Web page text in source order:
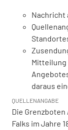
Nachricht
daraus
QUELLENANGABE
Die
Falks im Jahre